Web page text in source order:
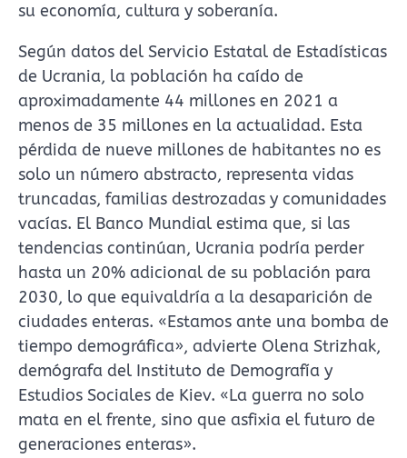
su economía, cultura y soberanía.
Según datos del Servicio Estatal de Estadísticas
de Ucrania, la población ha caído de
aproximadamente 44 millones en 2021 a
menos de 35 millones en la actualidad. Esta
pérdida de nueve millones de habitantes no es
solo un número abstracto, representa vidas
truncadas, familias destrozadas y comunidades
vacías. El Banco Mundial estima que, si las
tendencias continúan, Ucrania podría perder
hasta un 20% adicional de su población para
2030, lo que equivaldría a la desaparición de
ciudades enteras. «Estamos ante una bomba de
tiempo demográfica», advierte Olena Strizhak,
demógrafa del Instituto de Demografía y
Estudios Sociales de Kiev. «La guerra no solo
mata en el frente, sino que asfixia el futuro de
generaciones enteras».